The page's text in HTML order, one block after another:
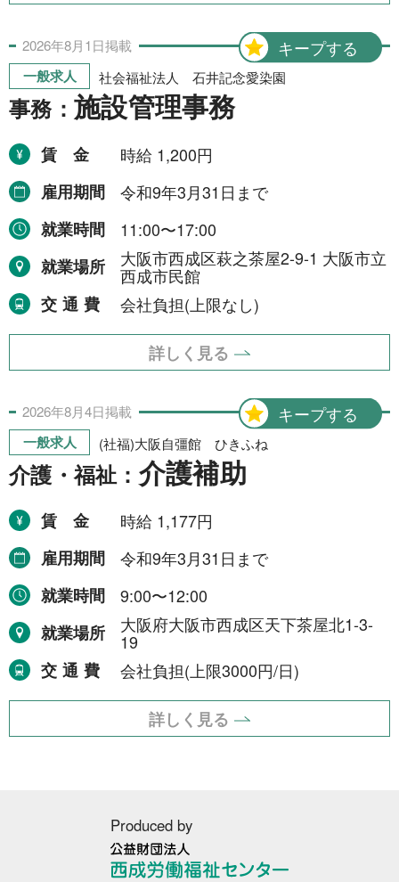
キープする
2026年8月1日掲載
一般求人 社会福祉法人 石井記念愛染園
事務： 施設管理事務
賃金
時給 1,200円
雇用期間
令和9年3月31日まで
就業時間
11:00〜17:00
就業場所
大阪市西成区萩之茶屋2-9-1 大阪市立
西成市民館
交通費
会社負担(上限なし)
詳しく見る
キープする
2026年8月4日掲載
一般求人 (社福)大阪自彊館 ひきふね
介護・福祉： 介護補助
賃金
時給 1,177円
雇用期間
令和9年3月31日まで
就業時間
9:00〜12:00
就業場所
大阪府大阪市西成区天下茶屋北1-3-
19
交通費
会社負担(上限3000円/日)
詳しく見る
Produced by